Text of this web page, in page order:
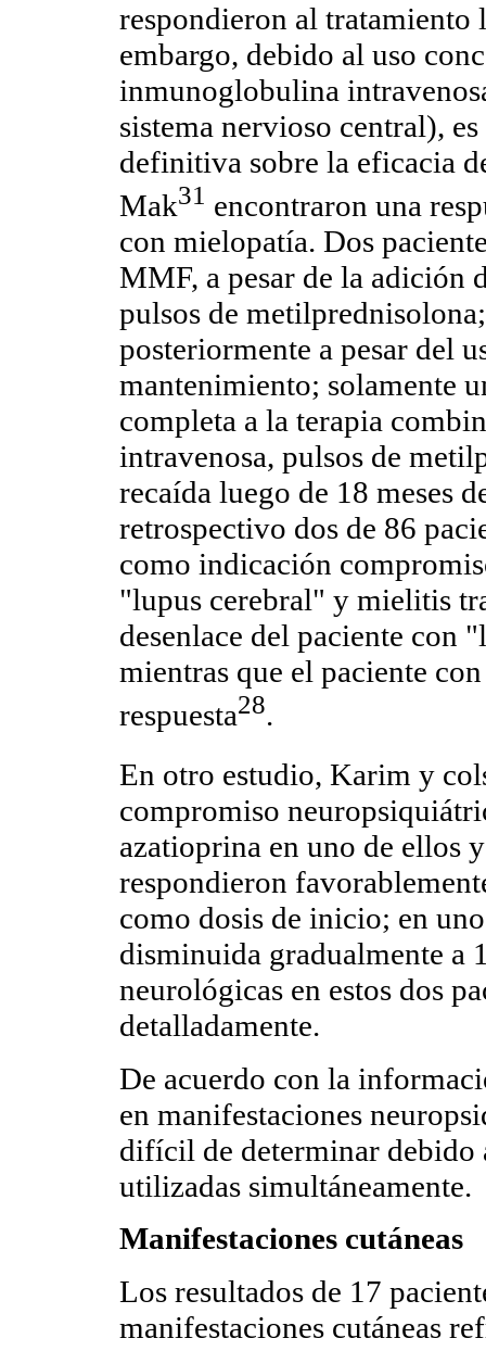
respondieron al tratamiento
embargo, debido al uso
inmunoglobulina
sistema nervioso central),
definitiva sobre la eficacia
Mak31 encontraron una
con mielopatía. Dos
MMF, a pesar de la adición
pulsos de
posteriormente a pesar del
mantenimiento; solamente
completa a la terapia
intravenosa, pulsos de
recaída luego de 18 meses
retrospectivo dos de 86
como indicación
"lupus cerebral" y mielitis
desenlace del paciente con
mientras que el paciente
respuesta28.
En otro estudio, Karim y
compromiso
azatioprina en uno de ellos
respondieron
como dosis de inicio; en
disminuida gradualmente a
neurológicas en estos dos
detalladamente.
De acuerdo con la
en manifestaciones
difícil de determinar debido
utilizadas simultáneamente.
Manifestaciones cutáneas
Los resultados de 17
manifestaciones cutáneas